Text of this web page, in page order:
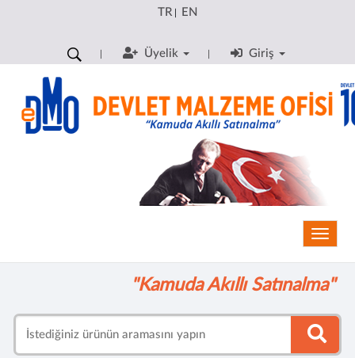
TR| EN
Üyelik Giriş
"Kamuda Akıllı Satınalma"